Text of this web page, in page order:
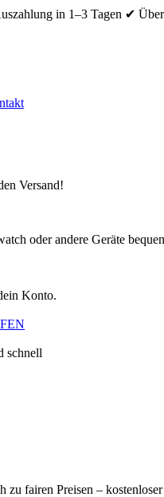
in 1–3 Tagen ✔ Über
Versand!
oder andere Geräte
Konto.
schnell
fairen Preisen –